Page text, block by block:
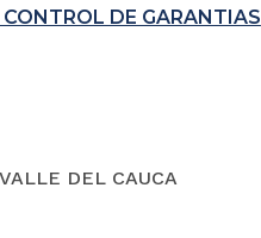
DE GARANTIAS
DEL CAUCA